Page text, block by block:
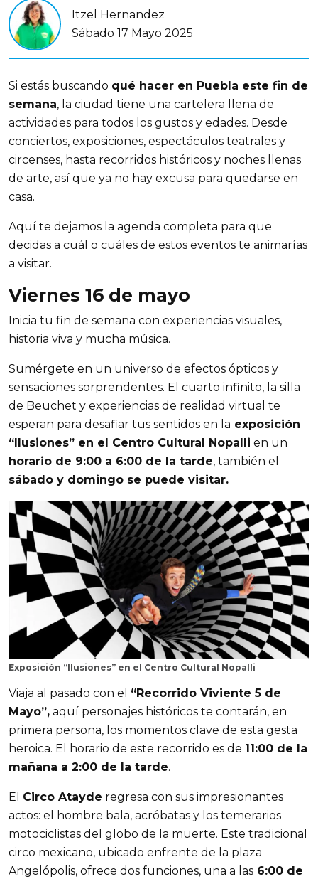
Itzel Hernandez
Sábado 17 Mayo 2025
Si estás buscando qué hacer en Puebla este fin de
semana, la ciudad tiene una cartelera llena de
actividades para todos los gustos y edades. Desde
conciertos, exposiciones, espectáculos teatrales y
circenses, hasta recorridos históricos y noches llenas
de arte, así que ya no hay excusa para quedarse en
casa.
Aquí te dejamos la agenda completa para que
decidas a cuál o cuáles de estos eventos te animarías
a visitar.
Viernes 16 de mayo
Inicia tu fin de semana con experiencias visuales,
historia viva y mucha música.
Sumérgete en un universo de efectos ópticos y
sensaciones sorprendentes. El cuarto infinito, la silla
de Beuchet y experiencias de realidad virtual te
esperan para desafiar tus sentidos en la exposición
“Ilusiones” en el Centro Cultural Nopalli
horario de 9:00 a 6:00 de la tarde
sábado y domingo se puede visitar.
Exposición “Ilusiones” en el Centro Cultural Nopalli
Viaja al pasado con el “Recorrido Viviente 5 de
Mayo”, aquí personajes históricos te contarán, en
primera persona, los momentos clave de esta gesta
heroica. El horario de este recorrido es de 11:00 de la
mañana a 2:00 de la tarde.
El Circo Atayde regresa con sus impresionantes
actos: el hombre bala, acróbatas y los temerarios
motociclistas del globo de la muerte. Este tradicional
circo mexicano, ubicado enfrente de la plaza
Angelópolis, ofrece dos funciones, una a las 6:00 de